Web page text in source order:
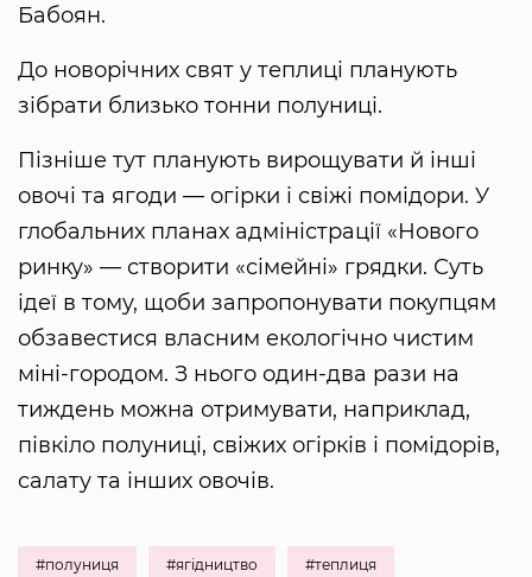
Бабоян.
До новорічних свят у теплиці планують
зібрати близько тонни полуниці.
Пізніше тут планують вирощувати й інші
овочі та ягоди — огірки і свіжі помідори. У
глобальних планах адміністрації «Нового
ринку» — створити «сімейні» грядки. Суть
ідеї в тому, щоби запропонувати покупцям
обзавестися власним екологічно чистим
міні-городом. З нього один-два рази на
тиждень можна отримувати, наприклад,
півкіло полуниці, свіжих огірків і помідорів,
салату та інших овочів.
#полуниця #ягідництво #теплиця